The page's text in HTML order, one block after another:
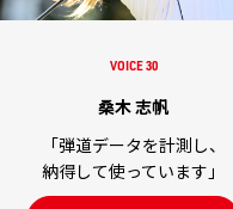
VOICE 30
桑木 志帆
「弾道データを計測し、
納得して使っています」